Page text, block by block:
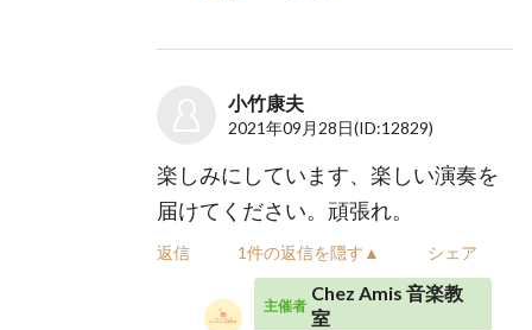
小竹康夫
2021年09月28日(ID:12829)
楽しみにしています、楽しい演奏を
届けてください。頑張れ。
返信 1件の返信を隠す▲ シェア
主催者
Chez Amis 音楽教
室